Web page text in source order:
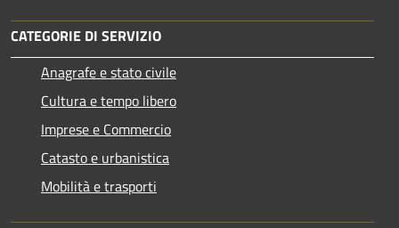
CATEGORIE DI SERVIZIO
Anagrafe e stato civile
Cultura e tempo libero
Imprese e Commercio
Catasto e urbanistica
Mobilità e trasporti